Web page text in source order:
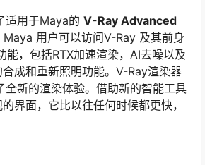
适用于Maya的 V-Ray Advanced
Maya 用户可以访问V-Ray 及其前身
，包括RTX加速渲染，AI去噪以及
成和重新照明功能。V-Ray渲染器
新的渲染体验。借助新的智能工具
界面，它比以往任何时候都更快，